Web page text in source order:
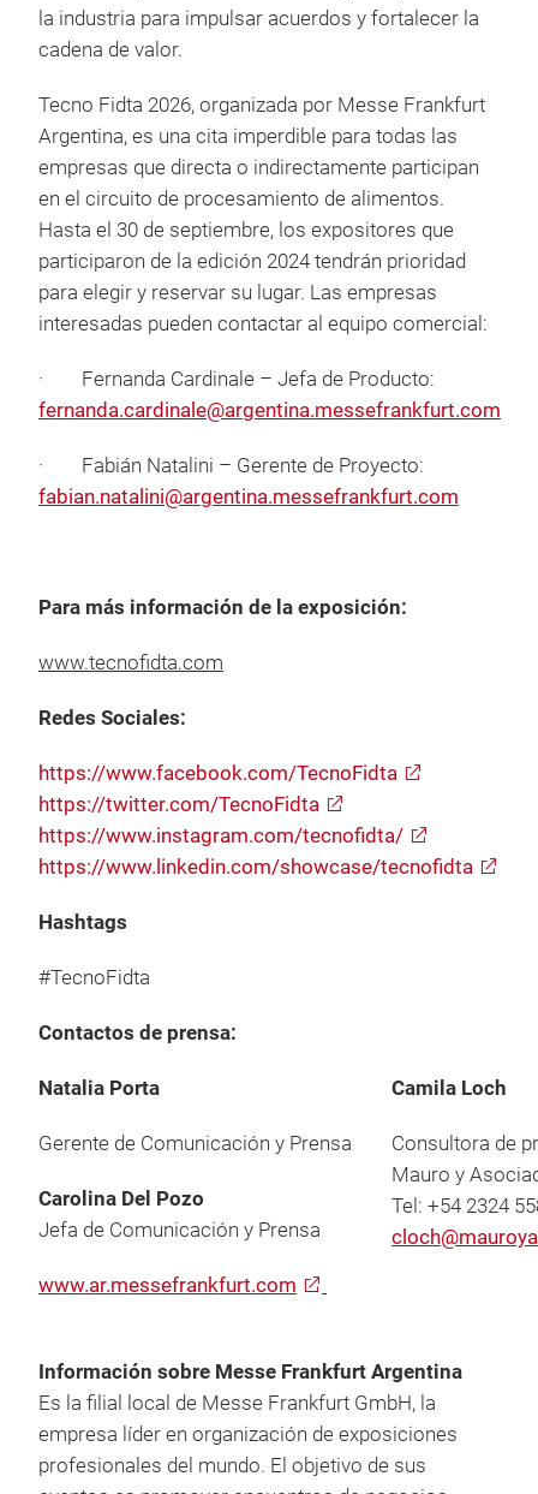
la industria para impulsar acuerdos y fortalecer la
cadena de valor.
Tecno Fidta 2026, organizada por Messe Frankfurt
Argentina, es una cita imperdible para todas las
empresas que directa o indirectamente participan
en el circuito de procesamiento de alimentos.
Hasta el 30 de septiembre, los expositores que
participaron de la edición 2024 tendrán prioridad
para elegir y reservar su lugar. Las empresas
interesadas pueden contactar al equipo comercial:
· Fernanda Cardinale – Jefa de Producto:
fernanda.cardinale@argentina.messefrankfurt.com
· Fabián Natalini – Gerente de Proyecto:
fabian.natalini@argentina.messefrankfurt.com
Para más información de la exposición:
www.tecnofidta.com
Redes Sociales:
https://www.facebook.com/TecnoFidta
https://twitter.com/TecnoFidta
https://www.instagram.com/tecnofidta/
https://www.linkedin.com/showcase/tecnofidta
Hashtags
#TecnoFidta
Contactos de prensa:
Natalia Porta
Gerente de Comunicación y Prensa
Carolina Del Pozo
Jefa de Comunicación y Prensa
www.ar.messefrankfurt.com
Camila Loch
Consultora de
Mauro y
Tel: +54 2324
Información sobre Messe Frankfurt Argentina
Es la filial local de Messe Frankfurt GmbH, la
empresa líder en organización de exposiciones
profesionales del mundo. El objetivo de sus